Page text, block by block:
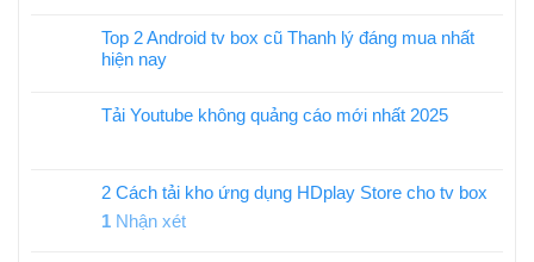
Top 2 Android tv box cũ Thanh lý đáng mua nhất
hiện nay
Tải Youtube không quảng cáo mới nhất 2025
2 Cách tải kho ứng dụng HDplay Store cho tv box
1 Nhận xét